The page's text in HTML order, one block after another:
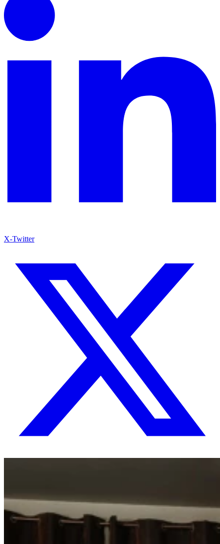
X-Twitter